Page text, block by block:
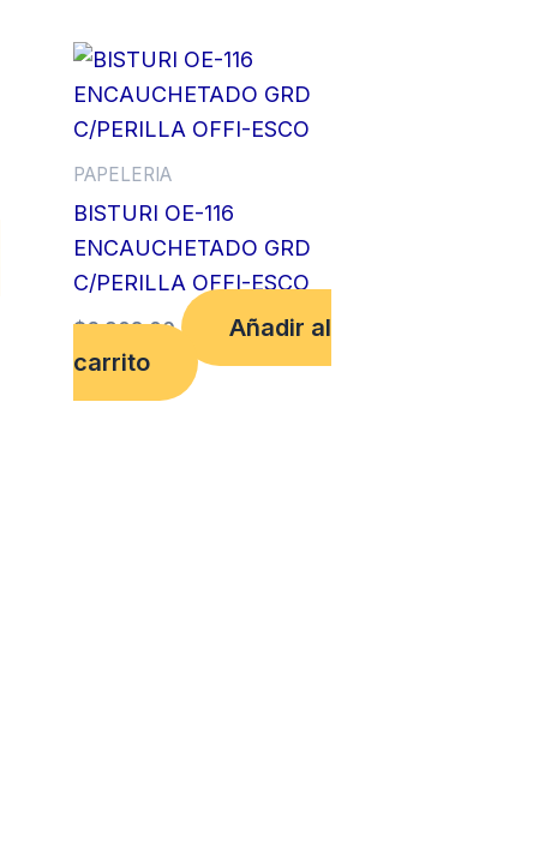
PAPELERIA
BISTURI OE-116
ENCAUCHETADO GRD
C/PERILLA OFFI-ESCO
$6,908.00
Añadir al
carrito